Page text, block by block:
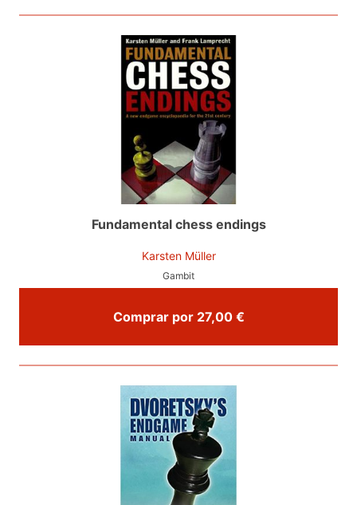
Fundamental chess endings
Karsten Müller
Gambit
Comprar por 27,00 €